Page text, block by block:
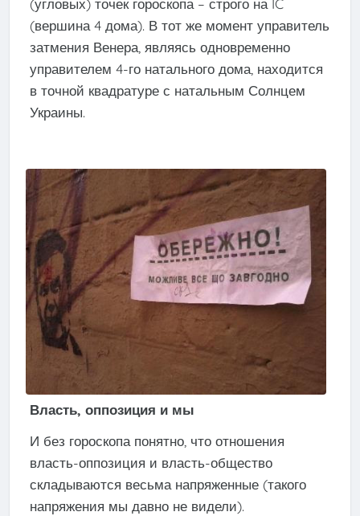
(угловых) точек гороскопа – строго на IC
(вершина 4 дома). В тот же момент управитель
затмения Венера, являясь одновременно
управителем 4-го натального дома, находится
в точной квадратуре с натальным Солнцем
Украины.
Власть, оппозиция и мы
И без гороскопа понятно, что отношения
власть-оппозиция и власть-общество
складываются весьма напряженные (такого
напряжения мы давно не видели).